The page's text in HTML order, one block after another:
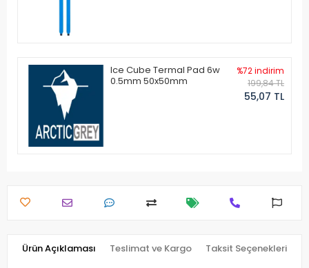
Ice Cube Termal Pad 6w
0.5mm 50x50mm
%72 indirim
199,84 TL
55,07 TL
Ürün Açıklaması Teslimat ve Kargo Taksit Seçenekleri